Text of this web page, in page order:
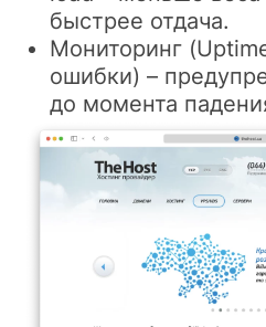
быстрее отдача.
Мониторинг
ошибки) –
до момента